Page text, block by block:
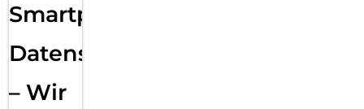
Smartphone
Datensicherung
– Wir